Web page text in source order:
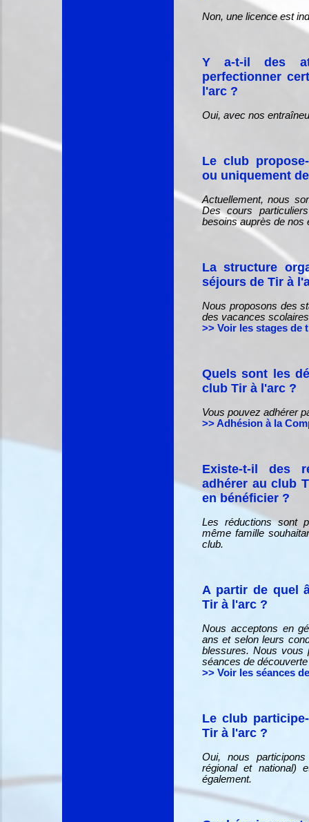
Non, une licence est
Y a-t-il des
perfectionner
l'arc ?
Oui, avec nos
Le club
ou uniquement
Actuellement, nous
Des cours
besoins auprès de nos
La structure
séjours de Tir à
Nous proposons des
des vacances
>> Voir les stages de
Quels sont les
club Tir à l'arc ?
Vous pouvez adhérer
>> Adhésion à la
Existe-t-il des
adhérer au club
en bénéficier ?
Les réductions sont
même famille
club.
A partir de quel
Tir à l'arc ?
Nous acceptons en
ans et selon leurs
blessures. Nous vous
séances de
>> Voir les séances
Le club
Tir à l'arc ?
Oui, nous
régional et national)
également.